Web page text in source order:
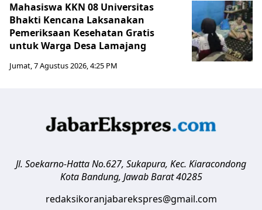
Mahasiswa KKN 08 Universitas
Bhakti Kencana Laksanakan
Pemeriksaan Kesehatan Gratis
untuk Warga Desa Lamajang
Jumat, 7 Agustus 2026, 4:25 PM
Jl. Soekarno-Hatta No.627, Sukapura, Kec. Kiaracondong
Kota Bandung, Jawab Barat 40285
redaksikoranjabarekspres@gmail.com